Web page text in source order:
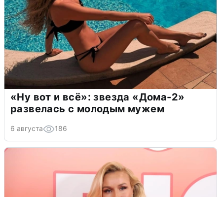
«Ну вот и всё»: звезда «Дома-2»
развелась с молодым мужем
6 августа 186